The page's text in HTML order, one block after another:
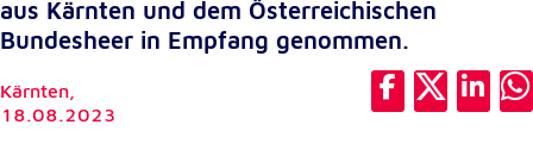
aus Kärnten und dem Österreichischen
Bundesheer in Empfang genommen.
Kärnten,
18.08.2023
Einverständnis-Optionen des Benutzers